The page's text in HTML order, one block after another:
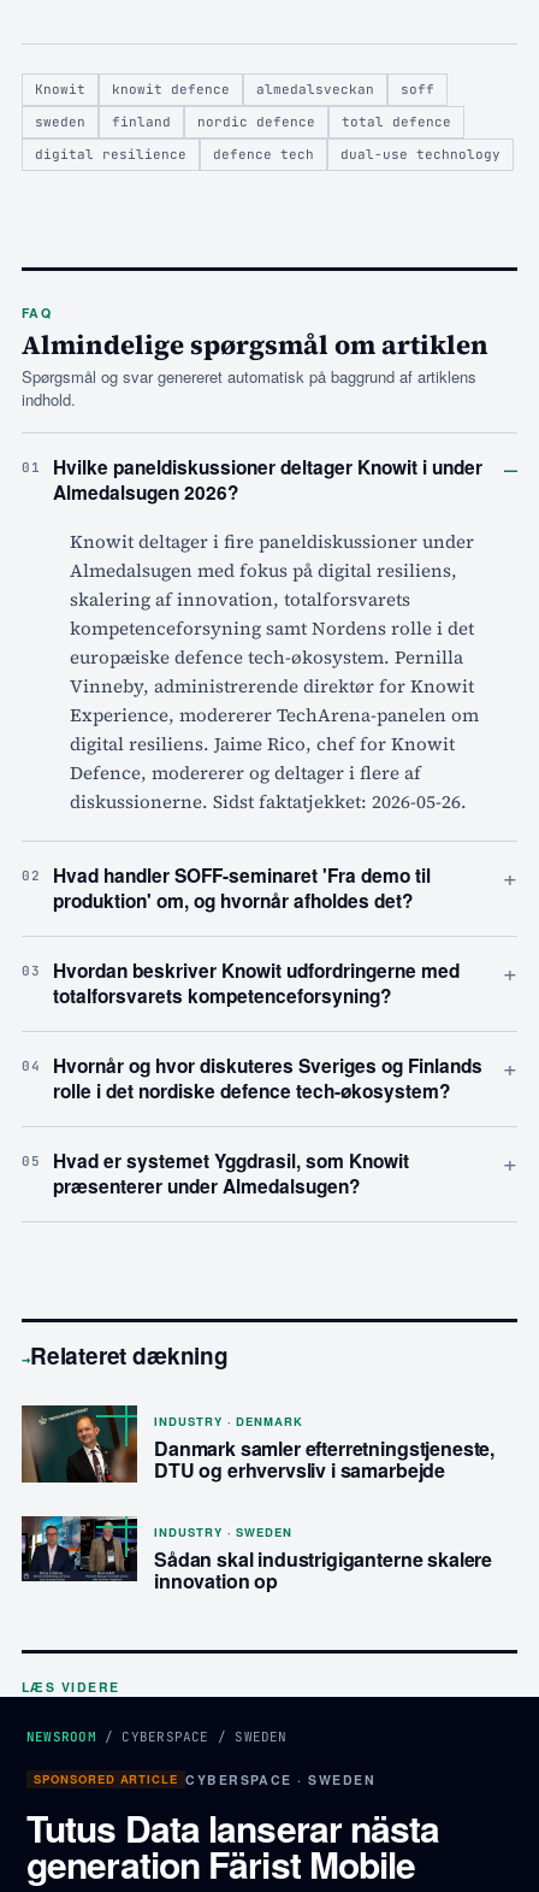
Knowit knowit defence almedalsveckan
soff
sweden
finland nordic defence
total defence
digital resilience
defence tech dual-use technology
FAQ
Almindelige spørgsmål om artiklen
Spørgsmål og svar genereret automatisk på baggrund af artiklens
indhold.
01
Hvilke paneldiskussioner deltager Knowit i under
Almedalsugen 2026?
–
Knowit deltager i fire paneldiskussioner under
Almedalsugen med fokus på digital resiliens,
skalering af innovation, totalforsvarets
kompetenceforsyning samt Nordens rolle i det
europæiske defence tech-økosystem. Pernilla
Vinneby, administrerende direktør for Knowit
Experience, modererer TechArena-panelen om
digital resiliens. Jaime Rico, chef for Knowit
Defence, modererer og deltager i flere af
diskussionerne. Sidst faktatjekket: 2026-05-26.
02
Hvad handler SOFF-seminaret 'Fra demo til
produktion' om, og hvornår afholdes det?
+
03
Hvordan beskriver Knowit udfordringerne med
totalforsvarets kompetenceforsyning?
+
04
Hvornår og hvor diskuteres Sveriges og Finlands
rolle i det nordiske defence tech-økosystem?
+
05
Hvad er systemet Yggdrasil, som Knowit
præsenterer under Almedalsugen?
+
→Relateret dækning
INDUSTRY · DENMARK
Danmark samler efterretningstjeneste,
DTU og erhvervsliv i samarbejde
INDUSTRY · SWEDEN
Sådan skal industrigiganterne skalere
innovation op
LÆS VIDERE
NEWSROOM / CYBERSPACE / SWEDEN
SPONSORED ARTICLE CYBERSPACE · SWEDEN
Tutus Data lanserar nästa
generation Färist Mobile